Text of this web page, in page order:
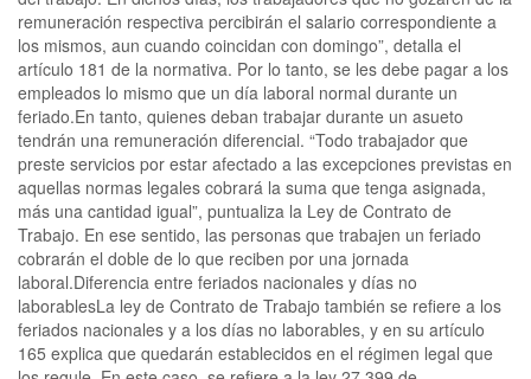
remuneración respectiva percibirán el salario correspondiente a
los mismos, aun cuando coincidan con domingo”, detalla el
artículo 181 de la normativa. Por lo tanto, se les debe pagar a los
empleados lo mismo que un día laboral normal durante un
feriado.En tanto, quienes deban trabajar durante un asueto
tendrán una remuneración diferencial. “Todo trabajador que
preste servicios por estar afectado a las excepciones previstas en
aquellas normas legales cobrará la suma que tenga asignada,
más una cantidad igual”, puntualiza la Ley de Contrato de
Trabajo. En ese sentido, las personas que trabajen un feriado
cobrarán el doble de lo que reciben por una jornada
laboral.Diferencia entre feriados nacionales y días no
laborablesLa ley de Contrato de Trabajo también se refiere a los
feriados nacionales y a los días no laborables, y en su artículo
165 explica que quedarán establecidos en el régimen legal que